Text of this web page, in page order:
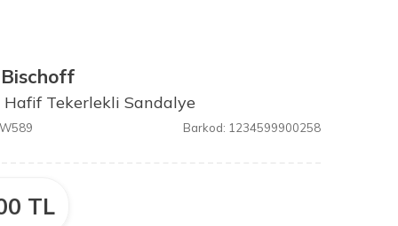
Tekerlekli Sandalye
Barkod: 1234599900258
TL